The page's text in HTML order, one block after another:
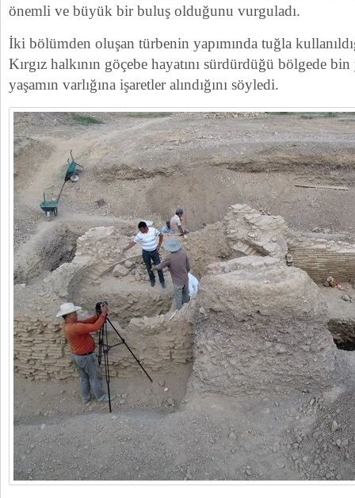
önemli ve büyük bir buluş olduğunu vurguladı.
İki bölümden oluşan türbenin yapımında tuğla
Kırgız halkının göçebe hayatını sürdürdüğü bölgede
yaşamın varlığına işaretler alındığını söyledi.